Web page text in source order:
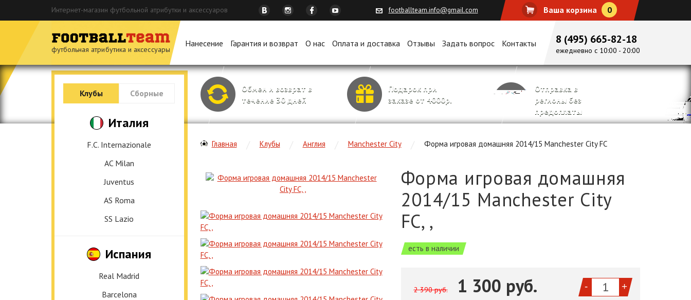
Интернет-магазин футбольной атрибутки и аксессуаров footballteam.info@gmail.com Ваша корзина 0
футбольная атрибутика и аксессуары
Нанесение Гарантия и возврат О нас Оплата и доставка Отзывы Задать вопрос Контакты 8 (495) 665-82-18
ежедневно с 10:00 - 20:00
Обмен и возврат в
течение 30 дней
Подарок при
заказе от 4000р.
Отправка в
регионы без
предоплаты
Клубы Сборные
Италия
F.C. Internazionale
AC Milan
Juventus
AS Roma
SS Lazio
Испания
Real Madrid
Barcelona
Главная Клубы Англия Manchester City Форма игровая домашняя 2014/15 Manchester City FC
Форма игровая домашняя
2014/15 Manchester City
FC, ,
есть в наличии
2 390 руб. 1 300 руб. - +